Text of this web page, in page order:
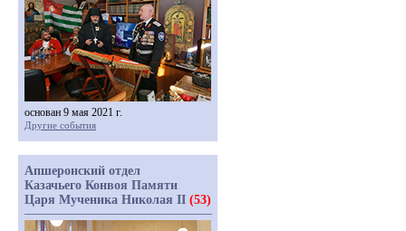
основан 9 мая 2021 г.
Другие события
Апшеронский отдел
Казачьего Конвоя Памяти
Царя Мученика Николая II (53)